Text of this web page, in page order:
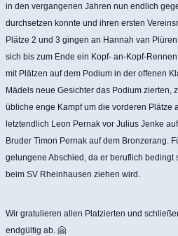
in den vergangenen Jahren nun endlich
durchsetzen konnte und ihren ersten
Plätze 2 und 3 gingen an Hannah van
sich bis zum Ende ein Kopf- an-Kopf-
mit Plätzen auf dem Podium in der offenen
Mädels neue Gesichter das Podium zierten,
übliche enge Kampf um die vorderen Plätze
letztendlich Leon Pernak vor Julius Jenke
Bruder Timon Pernak auf dem Bronzerang.
gelungene Abschied, da er beruflich bedingt
beim SV Rheinhausen ziehen wird.
Wir gratulieren allen Platzierten und
endgültig ab. 🤗